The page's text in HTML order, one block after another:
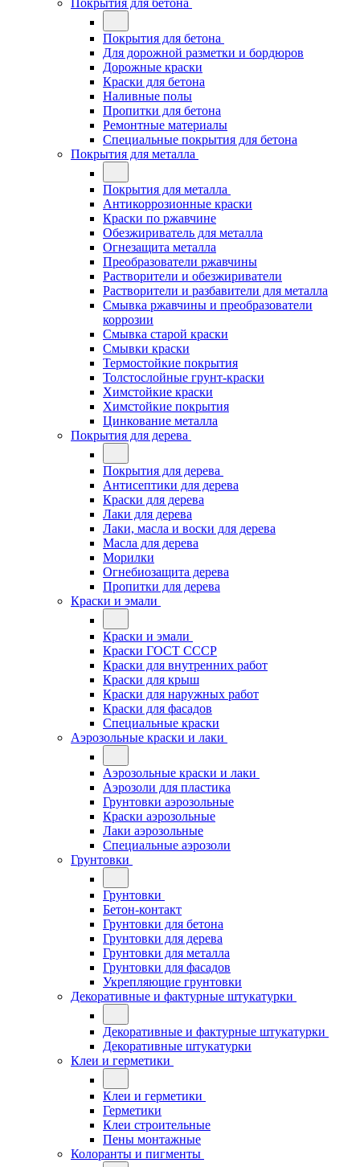
Покрытия для бетона
Покрытия для бетона
Для дорожной разметки и бордюров
Дорожные краски
Краски для бетона
Наливные полы
Пропитки для бетона
Ремонтные материалы
Специальные покрытия для бетона
Покрытия для металла
Покрытия для металла
Антикоррозионные краски
Краски по ржавчине
Обезжириватель для металла
Огнезащита металла
Преобразователи ржавчины
Растворители и обезжириватели
Растворители и разбавители для металла
Смывка ржавчины и преобразователи
коррозии
Смывка старой краски
Смывки краски
Термостойкие покрытия
Толстослойные грунт-краски
Химстойкие краски
Химстойкие покрытия
Цинкование металла
Покрытия для дерева
Покрытия для дерева
Антисептики для дерева
Краски для дерева
Лаки для дерева
Лаки, масла и воски для дерева
Масла для дерева
Морилки
Огнебиозащита дерева
Пропитки для дерева
Краски и эмали
Краски и эмали
Краски ГОСТ СССР
Краски для внутренних работ
Краски для крыш
Краски для наружных работ
Краски для фасадов
Специальные краски
Аэрозольные краски и лаки
Аэрозольные краски и лаки
Аэрозоли для пластика
Грунтовки аэрозольные
Краски аэрозольные
Лаки аэрозольные
Специальные аэрозоли
Грунтовки
Грунтовки
Бетон-контакт
Грунтовки для бетона
Грунтовки для дерева
Грунтовки для металла
Грунтовки для фасадов
Укрепляющие грунтовки
Декоративные и фактурные штукатурки
Декоративные и фактурные штукатурки
Декоративные штукатурки
Клеи и герметики
Клеи и герметики
Герметики
Клеи строительные
Пены монтажные
Колоранты и пигменты